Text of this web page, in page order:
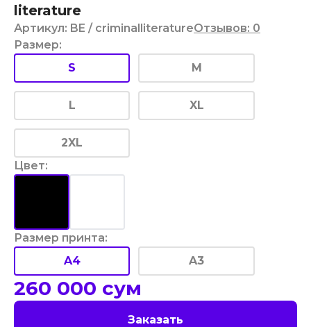
literature
Артикул: BE / criminalliteratureОтзывов: 0
Размер:
S
M
L XL
2XL
Цвет:
Размер принта:
A4
A3
260 000 сум
Заказать